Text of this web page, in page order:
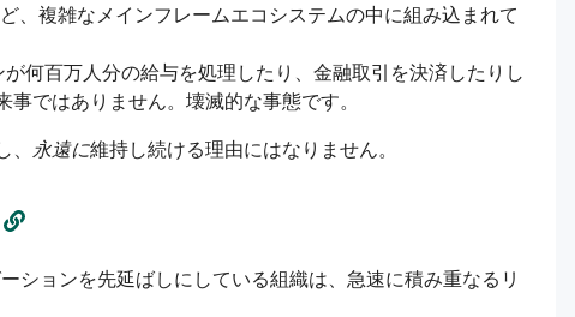
、複雑なメインフレームエコシステムの中に組み込まれて
何百万人分の給与を処理したり、金融取引を決済したりし
ではありません。壊滅的な事態です。
永遠に維持し続ける理由にはなりません。
ションを先延ばしにしている組織は、急速に積み重なるリ